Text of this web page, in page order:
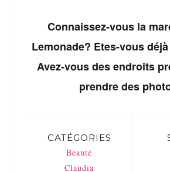
Connaissez-vous la
Lemonade? Etes-vous
Avez-vous des endroits
prendre des
CATÉGORIES
Beauté
Claudia